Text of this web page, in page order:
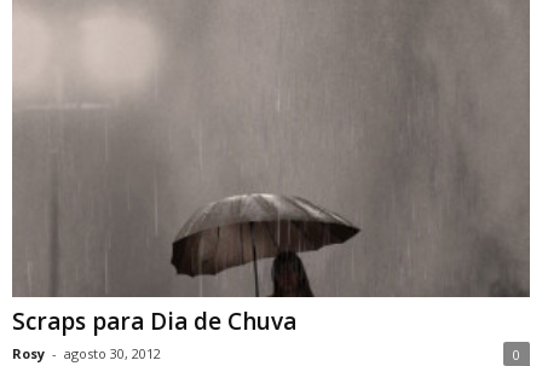
Scraps para Dia de Chuva
Rosy - agosto 30, 2012 0